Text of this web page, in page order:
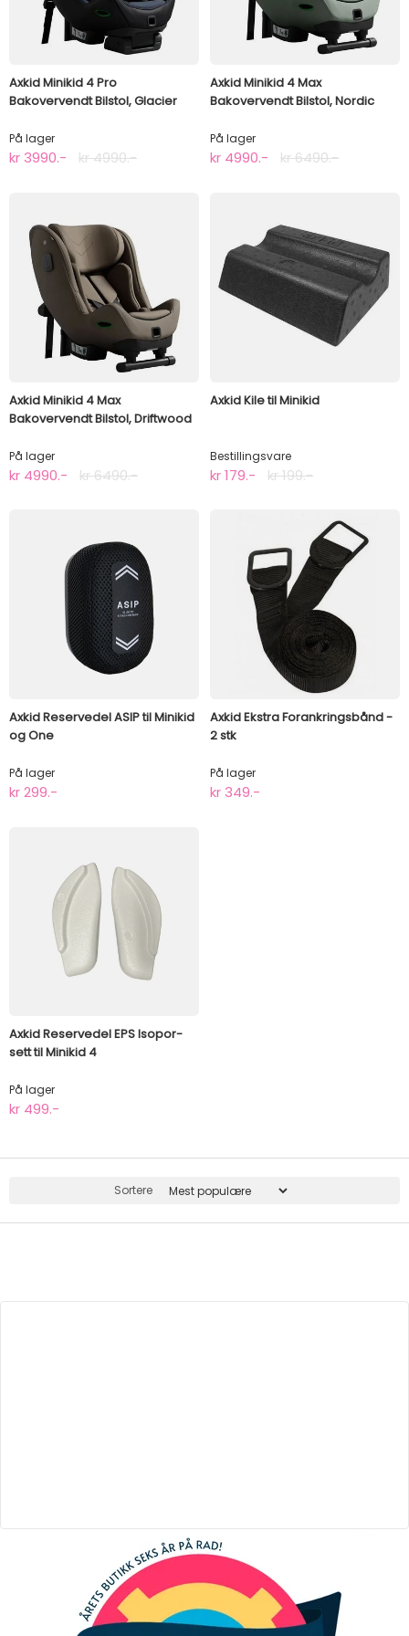
Axkid Minikid 4 Pro
Bakovervendt Bilstol, Glacier
På lager
kr 3990.- kr 4990.-
Axkid Minikid 4 Max
Bakovervendt Bilstol, Nordic
På lager
kr 4990.- kr 6490.-
Axkid Minikid 4 Max
Bakovervendt Bilstol, Driftwood
På lager
kr 4990.- kr 6490.-
Axkid Kile til Minikid
Bestillingsvare
kr 179.- kr 199.-
Axkid Reservedel ASIP til Minikid
og One
På lager
kr 299.-
Axkid Ekstra Forankringsbånd -
2 stk
På lager
kr 349.-
Axkid Reservedel EPS Isopor-
sett til Minikid 4
På lager
kr 499.-
Sortere